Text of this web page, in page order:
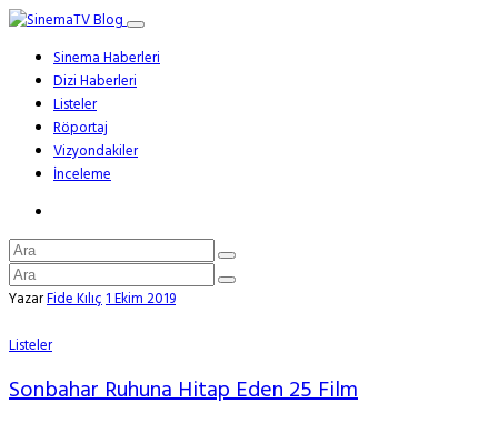
Sinema Haberleri
Dizi Haberleri
Listeler
Röportaj
Vizyondakiler
İnceleme
YazarFide Kılıç1 Ekim 2019
Listeler
Sonbahar Ruhuna Hitap Eden 25 Film